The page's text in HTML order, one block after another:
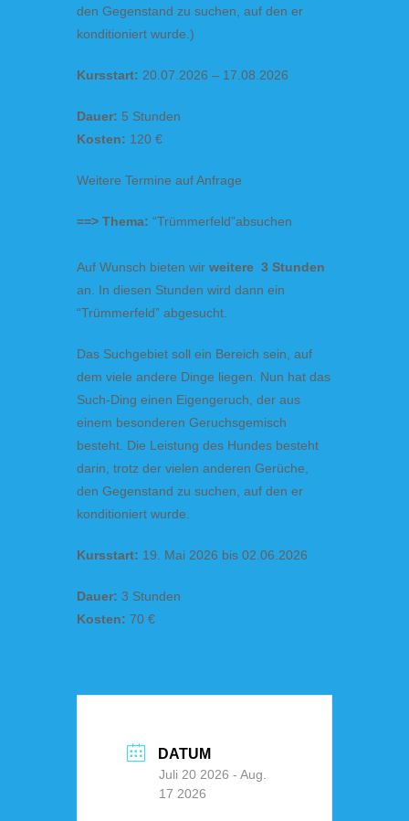
den Gegenstand zu suchen, auf den er
konditioniert wurde.)
Kursstart: 20.07.2026 – 17.08.2026
Dauer: 5 Stunden
Kosten: 120 €
Weitere Termine auf Anfrage
==> Thema: “Trümmerfeld”absuchen
Auf Wunsch bieten wir weitere 3 Stunden
an. In diesen Stunden wird dann ein
“Trümmerfeld” abgesucht.
Das Suchgebiet soll ein Bereich sein, auf
dem viele andere Dinge liegen. Nun hat das
Such-Ding einen Eigengeruch, der aus
einem besonderen Geruchsgemisch
besteht. Die Leistung des Hundes besteht
darin, trotz der vielen anderen Gerüche,
den Gegenstand zu suchen, auf den er
konditioniert wurde.
Kursstart: 19. Mai 2026 bis 02.06.2026
Dauer: 3 Stunden
Kosten: 70 €
DATUM
Juli 20 2026 - Aug.
17 2026